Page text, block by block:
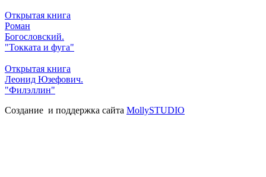
Открытая книга
Роман
Богословский.
"Токката и фуга"
Открытая книга
Леонид Юзефович.
"Филэллин"
Создание и поддержка сайта MollySTUDIO